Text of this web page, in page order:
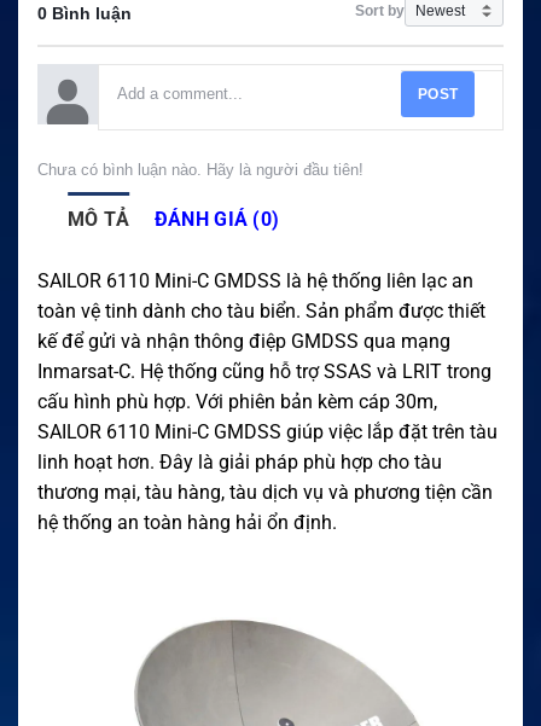
0 Bình luận Sort by
POST
Chưa có bình luận nào. Hãy là người đầu tiên!
MÔ TẢ ĐÁNH GIÁ (0)
SAILOR 6110 Mini-C GMDSS là hệ thống liên lạc an
toàn vệ tinh dành cho tàu biển. Sản phẩm được thiết
kế để gửi và nhận thông điệp GMDSS qua mạng
Inmarsat-C. Hệ thống cũng hỗ trợ SSAS và LRIT trong
cấu hình phù hợp. Với phiên bản kèm cáp 30m,
SAILOR 6110 Mini-C GMDSS giúp việc lắp đặt trên tàu
linh hoạt hơn. Đây là giải pháp phù hợp cho tàu
thương mại, tàu hàng, tàu dịch vụ và phương tiện cần
hệ thống an toàn hàng hải ổn định.